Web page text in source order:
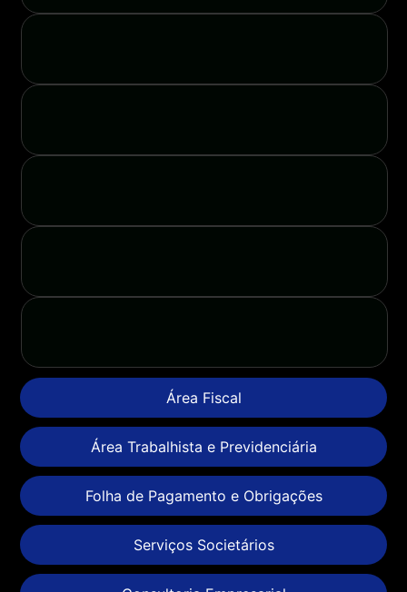
Área Fiscal
Área Trabalhista e Previdenciária
Folha de Pagamento e Obrigações
Serviços Societários